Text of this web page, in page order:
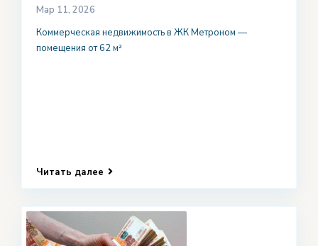
Мар 11, 2026
Коммерческая недвижимость в ЖК Метроном —
помещения от 62 м²
Читать далее